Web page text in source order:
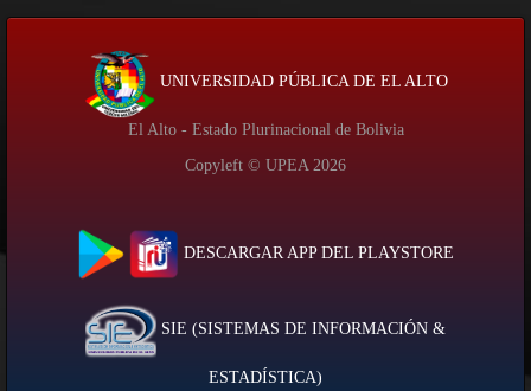
UNIVERSIDAD PÚBLICA DE EL ALTO
El Alto - Estado Plurinacional de Bolivia
Copyleft © UPEA 2026
DESCARGAR APP DEL PLAYSTORE
SIE (SISTEMAS DE INFORMACIÓN &
ESTADÍSTICA)